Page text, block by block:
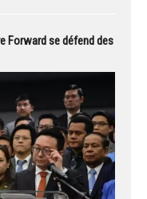
Forward se défend des